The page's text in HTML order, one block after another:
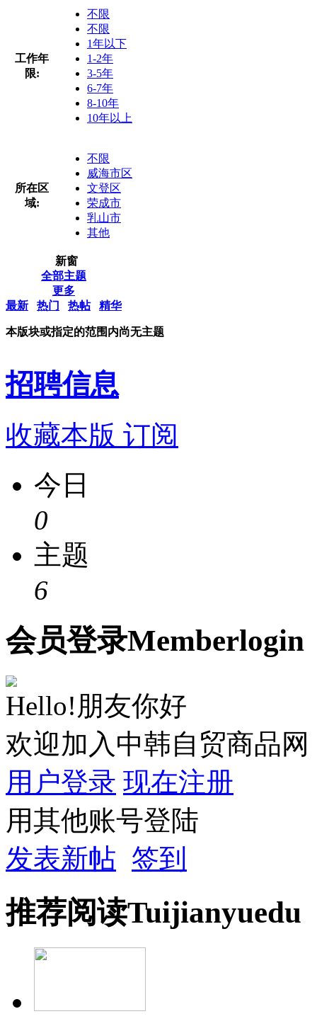
工作年
限:
不限
不限
1年以下
1-2年
3-5年
6-7年
8-10年
10年以上
所在区
域:
不限
威海市区
文登区
荣成市
乳山市
其他
新窗
全部主题
更多
最新
热门 热帖 精华
本版块或指定的范围内尚无主题
招聘信息
收藏本版 订阅
今日
0
主题
6
会员登录Memberlogin
Hello!朋友你好
欢迎加入中韩自贸商品网
用户登录 现在注册
用其他账号登陆
发表新帖 签到
推荐阅读Tuijianyuedu